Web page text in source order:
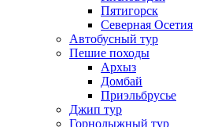
Пятигорск
Северная Осетия
Автобусный тур
Пешие походы
Архыз
Домбай
Приэльбрусье
Джип тур
Горнолыжный тур